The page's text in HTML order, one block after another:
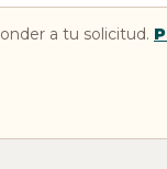
a tu solicitud.